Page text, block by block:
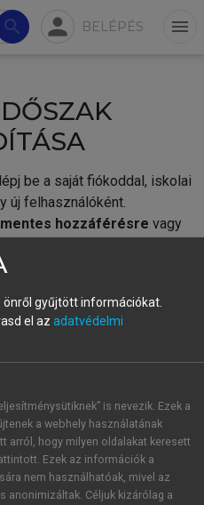
search person BELÉPÉS menu
be a saját fiókoddal, iskolai
új felhasználóként.
hozzáférésre vagy
létre új fiókot.
automatikusan
gyűjtött információkat.
el az adatvédelmi
is nevezik. Ezek a
a webhely használatának
arról, hogy milyen oldalakat keresett
Ezek az információk a
nem használhatóak, mivel az
anonimizáltak. Céljuk kizárólag a